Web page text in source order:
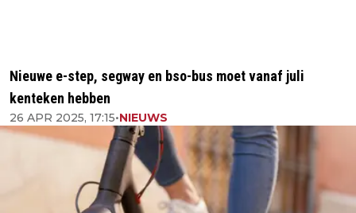
Nieuwe e-step, segway en bso-bus moet vanaf juli
kenteken hebben
26 APR 2025, 17:15•NIEUWS